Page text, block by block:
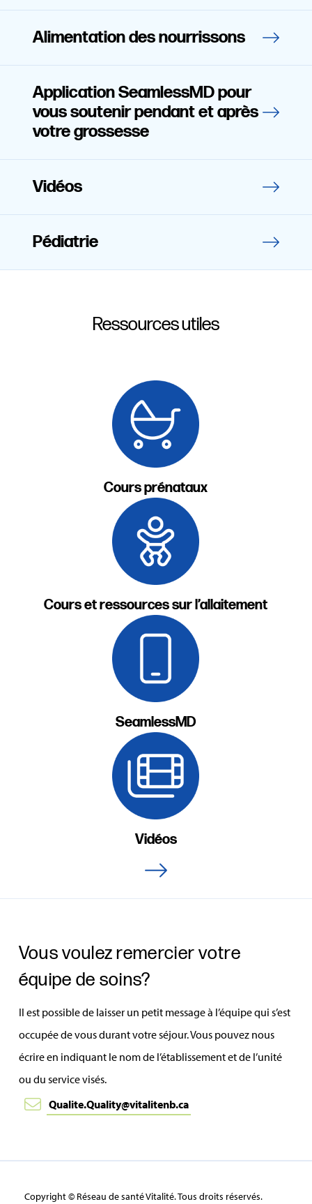
Alimentation des nourrissons
Application SeamlessMD pour
vous soutenir pendant et après
votre grossesse
Vidéos
Pédiatrie
Ressources utiles
Cours prénataux
Cours et ressources sur l’allaitement
SeamlessMD
Vidéos
Vous voulez remercier votre
équipe de soins?
Il est possible de laisser un petit message à l’équipe qui s’est
occupée de vous durant votre séjour. Vous pouvez nous
écrire en indiquant le nom de l’établissement et de l’unité
ou du service visés.
Qualite.Quality@vitalitenb.ca
Copyright © Réseau de santé Vitalité. Tous droits réservés.